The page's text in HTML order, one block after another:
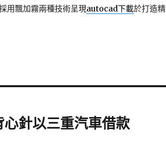
用飄加霧兩種技術呈現autocad下載於打造精
針以三重汽車借款